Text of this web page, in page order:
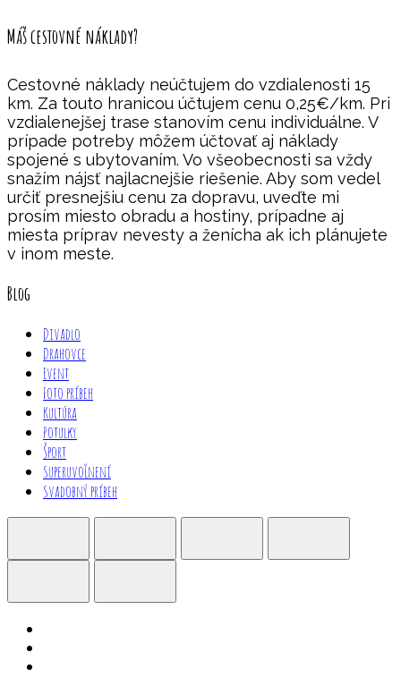
Máš cestovné náklady?
Cestovné náklady neúčtujem do vzdialenosti 15
km. Za touto hranicou účtujem cenu 0,25€/km. Pri
vzdialenejšej trase stanovím cenu individuálne. V
prípade potreby môžem účtovať aj náklady
spojené s ubytovaním. Vo všeobecnosti sa vždy
snažím nájsť najlacnejšie riešenie. Aby som vedel
určiť presnejšiu cenu za dopravu, uveďte mi
prosím miesto obradu a hostiny, prípadne aj
miesta príprav nevesty a ženícha ak ich plánujete
v inom meste.
Blog
Divadlo
Drahovce
Event
Foto príbeh
Kultúra
Potulky
Šport
Superuvoľnení
Svadobný príbeh